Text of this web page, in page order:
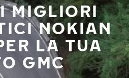
MIGLIORI
NOKIAN
LA TUA
GMC